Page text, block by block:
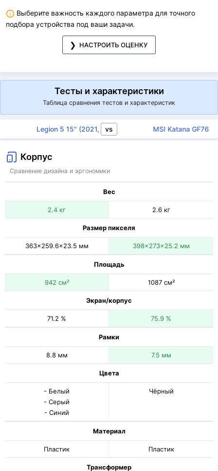
Выберите важность каждого параметра для точного
подбора устройства под ваши задачи.
НАСТРОИТЬ ОЦЕНКУ
Тесты и характеристики
Таблица сравнения тестов и характеристик
Legion 5 15" (2021, AMD)
vs MSI Katana GF76
Корпус
Сравнение дизайна и эргономики
Вес
2.4 кг 2.6 кг
Размер пикселя
363x259.6x23.5 мм 398x273x25.2 мм
Площадь
942 см² 1087 см²
Экран/корпус
71.2 % 75.9 %
Рамки
8.8 мм 7.5 мм
Цвета
- Белый
- Серый
- Синий
Чёрный
Материал
Пластик Пластик
Трансформер